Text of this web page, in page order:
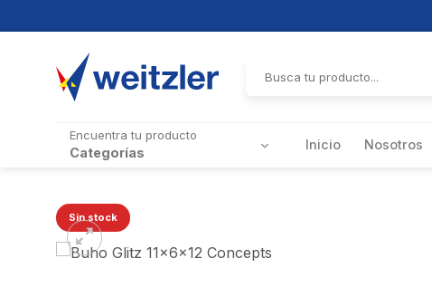
por:
Encuentra tu producto
Categorías Inicio Nosotros
Sin stock